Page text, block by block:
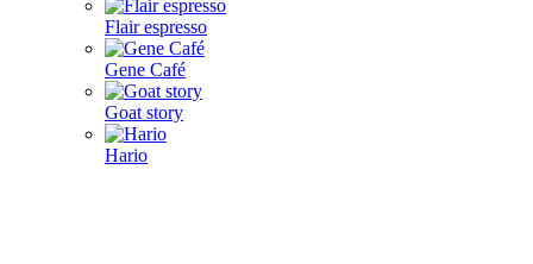
Flair espresso
Gene Café
Goat story
Hario